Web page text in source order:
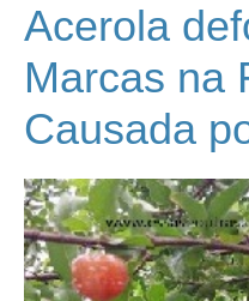
Acerola
Marcas na
Causada